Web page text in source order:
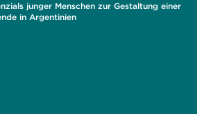
junger Menschen zur Gestaltung einer
in Argentinien